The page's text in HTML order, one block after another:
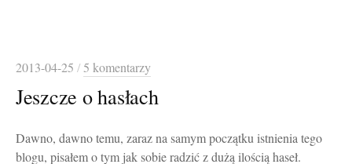
2013-04-25 /5 komentarzy
Jeszcze o hasłach
Dawno, dawno temu, zaraz na samym początku istnienia tego
blogu, pisałem o tym jak sobie radzić z dużą ilością haseł.